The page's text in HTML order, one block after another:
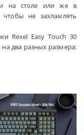
на столе или же в
не захламлять
на два разных размера: 26/6 (№56) или 24/6 (№16).